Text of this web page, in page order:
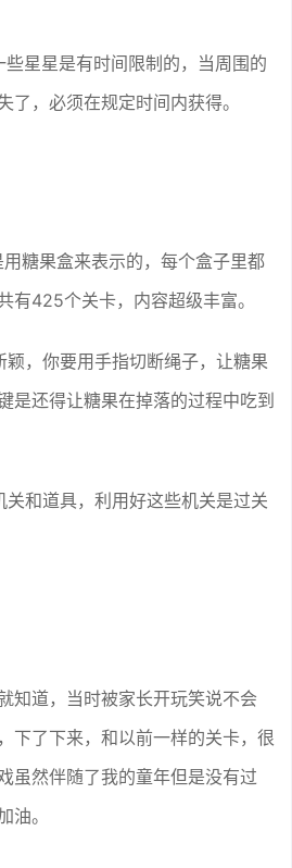
星星是有时间限制的，当周围的
了，必须在规定时间内获得。
糖果盒来表示的，每个盒子里都
有425个关卡，内容超级丰富。
颖，你要用手指切断绳子，让糖果
是还得让糖果在掉落的过程中吃到
关和道具，利用好这些机关是过关
知道，当时被家长开玩笑说不会
下了下来，和以前一样的关卡，很
虽然伴随了我的童年但是没有过
油。